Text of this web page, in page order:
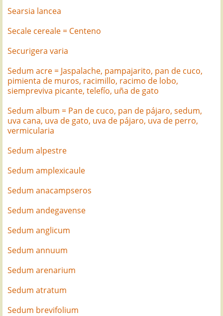
Searsia lancea
Secale cereale = Centeno
Securigera varia
Sedum acre = Jaspalache, pampajarito, pan de cuco,
pimienta de muros, racimillo, racimo de lobo,
siempreviva picante, telefío, uña de gato
Sedum album = Pan de cuco, pan de pájaro, sedum,
uva cana, uva de gato, uva de pájaro, uva de perro,
vermicularia
Sedum alpestre
Sedum amplexicaule
Sedum anacampseros
Sedum andegavense
Sedum anglicum
Sedum annuum
Sedum arenarium
Sedum atratum
Sedum brevifolium